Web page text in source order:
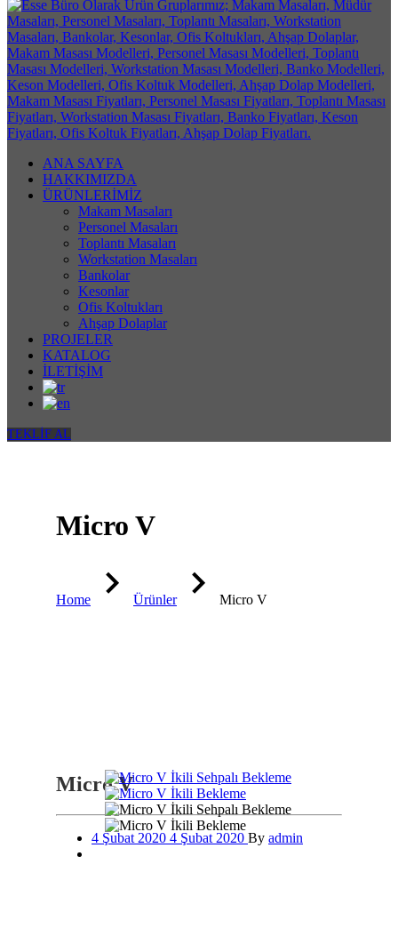
ANA SAYFA
HAKKIMIZDA
ÜRÜNLERİMİZ
Makam Masaları
Personel Masaları
Toplantı Masaları
Workstation Masaları
Bankolar
Kesonlar
Ofis Koltukları
Ahşap Dolaplar
PROJELER
KATALOG
İLETİŞİM
TEKLİF AL
Micro V
Home Ürünler Micro V
Micro V
4 Şubat 2020 4 Şubat 2020 By admin